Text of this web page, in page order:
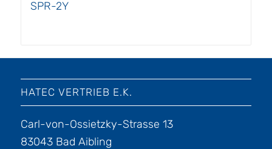
SPR-2Y
HATEC VERTRIEB E.K.
Carl-von-Ossietzky-Strasse 13
83043 Bad Aibling